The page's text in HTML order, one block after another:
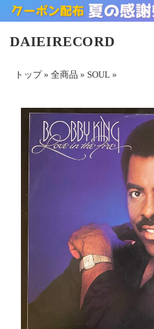
DAIEIRECORD
トップ» 全商品 » SOUL »